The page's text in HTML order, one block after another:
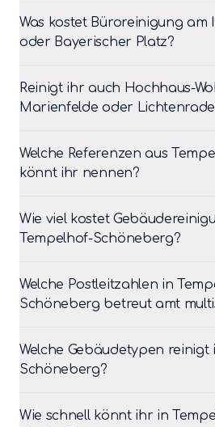
Was kostet Büroreinigung am
oder Bayerischer Platz?
Reinigt ihr auch Hochhaus-
Marienfelde oder
Welche Referenzen aus
könnt ihr nennen?
Wie viel kostet
Tempelhof-Schöneberg?
Welche Postleitzahlen in
Schöneberg betreut amt
Welche Gebäudetypen
Schöneberg?
Wie schnell könnt ihr in